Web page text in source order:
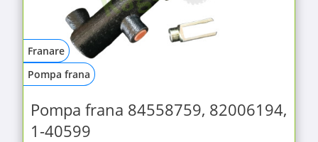
Franare
Pompa frana
Pompa frana 84558759, 82006194,
1-40599